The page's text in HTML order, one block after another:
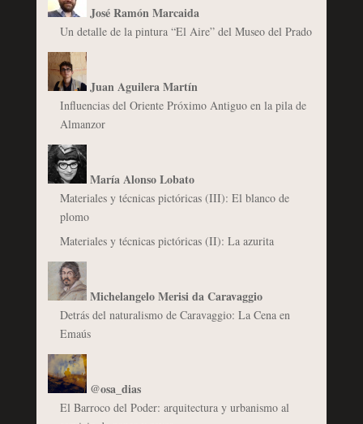
José Ramón Marcaida
Un detalle de la pintura “El Aire” del Museo del Prado
Juan Aguilera Martín
Influencias del Oriente Próximo Antiguo en la pila de
Almanzor
María Alonso Lobato
Materiales y técnicas pictóricas (III): El blanco de
plomo
Materiales y técnicas pictóricas (II): La azurita
Michelangelo Merisi da Caravaggio
Detrás del naturalismo de Caravaggio: La Cena en
Emaús
@osa_dias
El Barroco del Poder: arquitectura y urbanismo al